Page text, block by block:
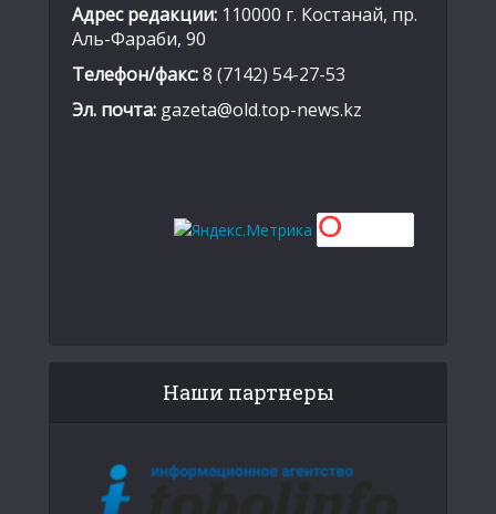
Адрес редакции: 110000 г. Костанай, пр.
Аль-Фараби, 90
Телефон/факс:8 (7142) 54-27-53
Эл. почта: gazeta@old.top-news.kz
Наши партнеры